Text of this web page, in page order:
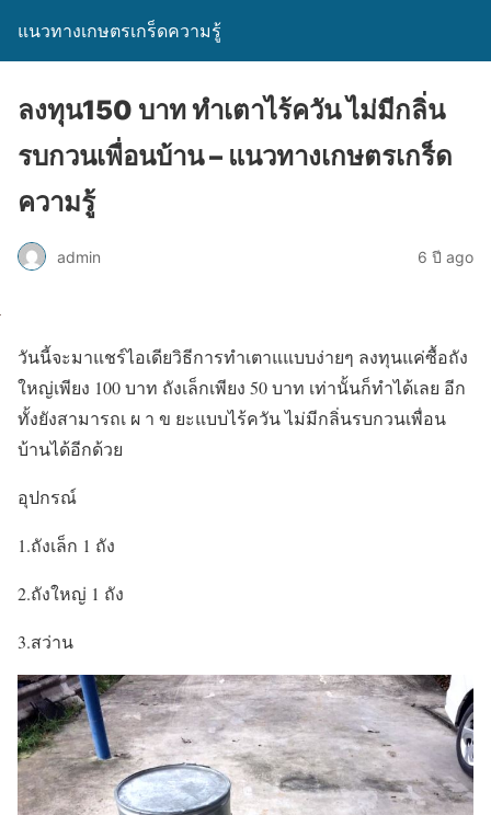
แนวทางเกษตรเกร็ดความรู้
ลงทุน150 บาท ทำเตาไร้ควัน ไม่มีกลิ่น
รบกวนเพื่อนบ้าน – แนวทางเกษตรเกร็ด
ความรู้
admin 6 ปี ago
วันนี้จะมาแชร์ไอเดียวิธีการทำเตาแแบบง่ายๆ ลงทุนแค่ซื้อถัง
ใหญ่เพียง 100 บาท ถังเล็กเพียง 50 บาท เท่านั้นก็ทำได้เลย อีก
ทั้งยังสามารถเ ผ า ข ยะแบบไร้ควัน ไม่มีกลิ่นรบกวนเพื่อน
บ้านได้อีกด้วย
อุปกรณ์
1.ถังเล็ก 1 ถัง
2.ถังใหญ่ 1 ถัง
3.สว่าน